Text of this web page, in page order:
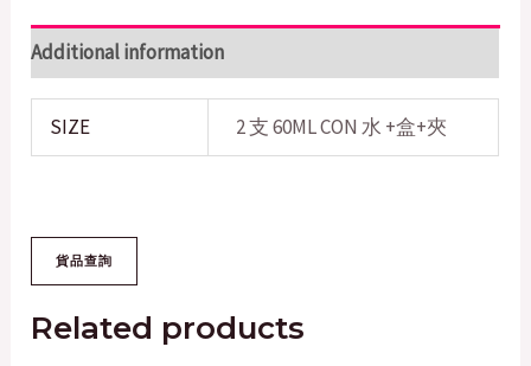
Additional information
SIZE 2 支 60ML CON 水 +盒+夾
Related products